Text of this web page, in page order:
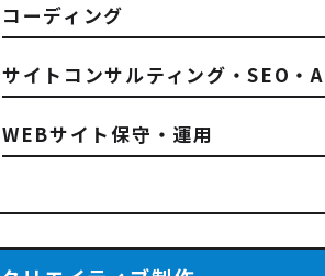
コーディング
サイトコンサルティング・SEO・
WEBサイト保守・運用